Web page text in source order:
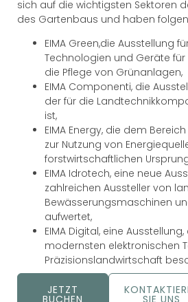
sich auf die wichtigsten Sektoren
des Gartenbaus und haben
EIMA Green,die Ausstellung
Technologien und Geräte
die Pflege von Grünanlagen,
EIMA Componenti, die
der für die
ist,
EIMA Energy, die dem
zur Nutzung von
forstwirtschaftlichen
EIMA Idrotech, eine neue
zahlreichen Aussteller von
Bewässerungsmaschinen
aufwertet,
EIMA Digital, eine
modernsten elektronischen
Präzisionslandwirtschaft
JETZT